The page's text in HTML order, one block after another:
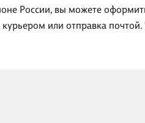
России, вы можете
или отправка